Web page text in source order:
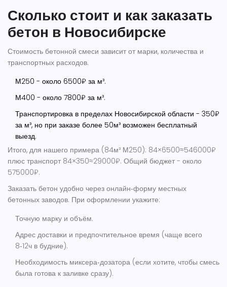
Сколько стоит и как заказать
бетон в Новосибирске
Стоимость бетонной смеси зависит от марки, количества и
транспортных расходов.
М250 - около 6500₽ за м³.
М400 - около 7800₽ за м³.
Транспортировка в пределах Новосибирской области - 350₽
за м³, но при заказе более 50м³ возможен бесплатный
выезд.
Итого, для нашего примера (84м³ М250): 84×6500≈546000₽
плюс транспорт 84×350≈29000₽. Общий бюджет - около
575000₽.
Заказать бетон удобно через онлайн‑форму местных
бетонных заводов. При оформлении укажите:
Точную марку и объём.
Адрес доставки и предпочтительное время (чаще всего
8‑12ч в будние).
Необходимость миксера‑дозатора (если хотите, чтобы смесь
была готова к заливке сразу).